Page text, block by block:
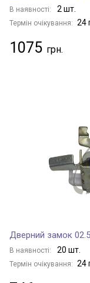
В наявності: 2 шт.
Термін очікування: 24
1075
Дверний замок
В наявності: 20 шт.
Термін очікування: 24